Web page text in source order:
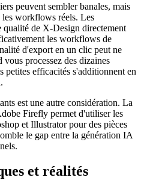
peuvent sembler banales, mais
les workflows réels. Les
qualité de X-Design directement
les workflows de
d'export en un clic peut ne
processez des dizaines
petites efficacités s'additionnent en
est une autre considération. La
Firefly permet d'utiliser les
et Illustrator pour des pièces
le gap entre la génération IA
et réalités